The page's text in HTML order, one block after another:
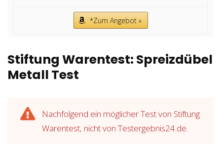
*Zum Angebot »
Stiftung Warentest: Spreizdübel
Metall Test
Nachfolgend ein möglicher Test von Stiftung
Warentest, nicht von Testergebnis24.de.